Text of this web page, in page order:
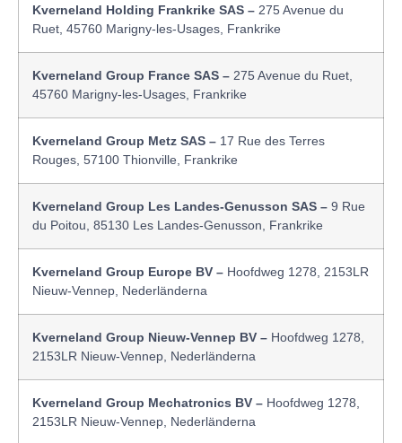
Kverneland Holding Frankrike SAS – 275 Avenue du
Ruet, 45760 Marigny-les-Usages, Frankrike
Kverneland Group France SAS – 275 Avenue du Ruet,
45760 Marigny-les-Usages, Frankrike
Kverneland Group Metz SAS – 17 Rue des Terres
Rouges, 57100 Thionville, Frankrike
Kverneland Group Les Landes-Genusson SAS – 9 Rue
du Poitou, 85130 Les Landes-Genusson, Frankrike
Kverneland Group Europe BV – Hoofdweg 1278, 2153LR
Nieuw-Vennep, Nederländerna
Kverneland Group Nieuw-Vennep BV – Hoofdweg 1278,
2153LR Nieuw-Vennep, Nederländerna
Kverneland Group Mechatronics BV – Hoofdweg 1278,
2153LR Nieuw-Vennep, Nederländerna